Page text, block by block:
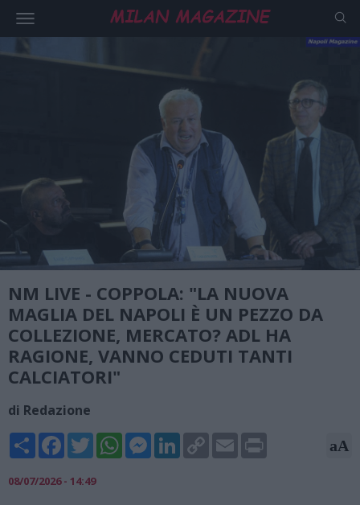
NM LIVE - COPPOLA: "LA NUOVA
MAGLIA DEL NAPOLI È UN PEZZO DA
COLLEZIONE, MERCATO? ADL HA
RAGIONE, VANNO CEDUTI TANTI
CALCIATORI"
di Redazione
Share FacebookTwitterWhatsAppMessengerLinkedInCopy
Link
Email aA
08/07/2026 - 14:49